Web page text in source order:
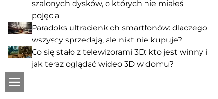
szalonych dysków, o których nie miałeś
pojęcia
Paradoks ultracienkich smartfonów: dlaczego
wszyscy sprzedają, ale nikt nie kupuje?
Co się stało z telewizorami 3D: kto jest winny i
jak teraz oglądać wideo 3D w domu?